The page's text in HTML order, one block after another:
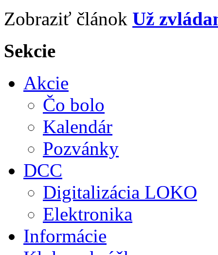
Zobraziť článok Už
Sekcie
Akcie
Čo bolo
Kalendár
Pozvánky
DCC
Digitalizácia LOKO
Elektronika
Informácie